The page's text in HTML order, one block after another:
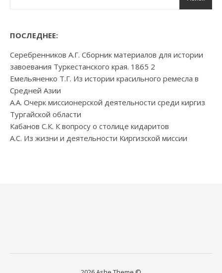
ПОСЛЕДНЕЕ:
Серебренников А.Г. Сборник материалов для истории
завоевания Туркестанского края. 1865 2
Емельяненко Т.Г. Из истории красильного ремесла в
Средней Азии
А.А. Очерк миссионерской деятельности среди киргиз
Тургайской области
Кабанов С.К. К вопросу о столице кидаритов
А.С. Из жизни и деятельности Киргизской миссии